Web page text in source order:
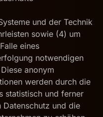
und der Technik
sowie (4) um
eines
notwendigen
anonym
werden durch die
statistisch und ferner
und die